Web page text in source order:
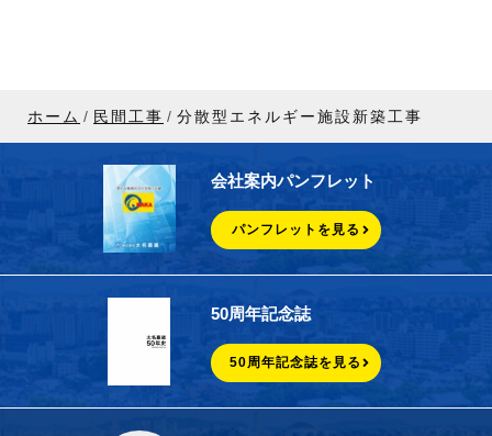
ホーム 民間工事 分散型エネルギー施設新築工事
会社案内パンフレット
パンフレットを見る
50周年記念誌
50周年記念誌を見る